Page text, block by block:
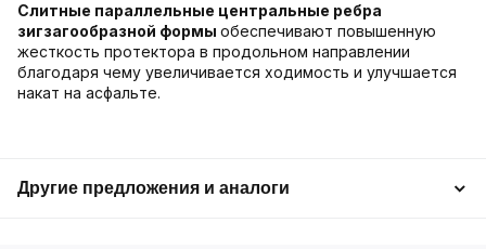
Слитные параллельные центральные ребра
зигзагообразной формы обеспечивают повышенную
жесткость протектора в продольном направлении
благодаря чему увеличивается ходимость и улучшается
накат на асфальте.
Другие предложения и аналоги